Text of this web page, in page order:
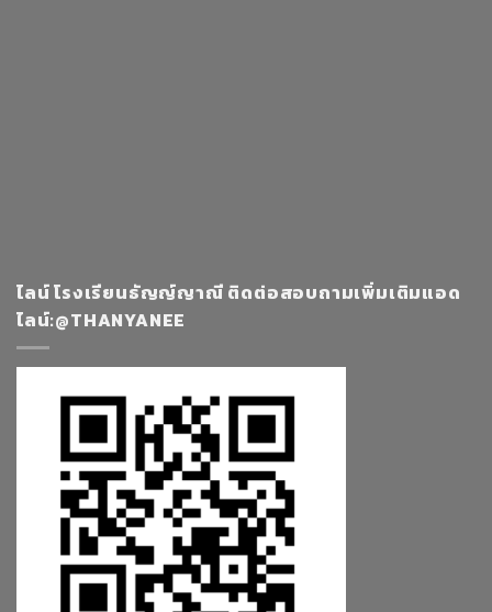
ไลน์ โรงเรียนธัญญ์ญาณี ติดต่อสอบถามเพิ่มเติมแอด
ไลน์:@THANYANEE